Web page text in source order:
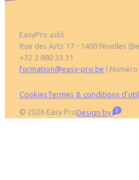
EasyPro asbl
Rue des Arts 17 - 1400 Nivelles
+32 2 880 33 31
formation@easy-pro.be |
Pied de page
CookiesTermes & conditions
© 2026 Easy ProDesign by Visible